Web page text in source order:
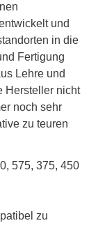
und
in die
Fertigung
Lehre und
Hersteller nicht
noch sehr
zu teuren
575, 375, 450
zu